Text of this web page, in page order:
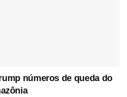
números de queda do